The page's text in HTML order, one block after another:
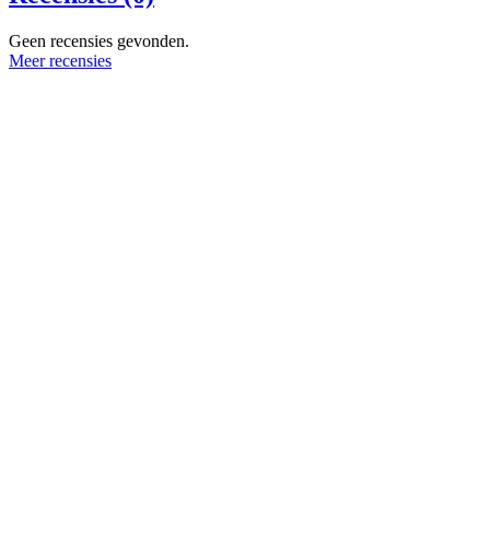
Geen recensies gevonden.
Meer recensies